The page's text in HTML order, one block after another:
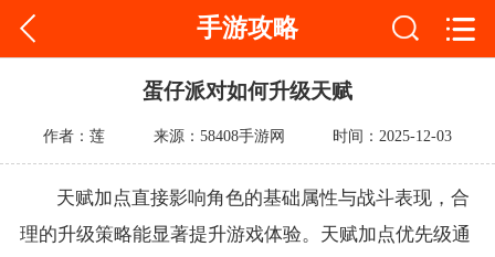
手游攻略
蛋仔派对如何升级天赋
作者：莲 来源：58408手游网 时间：2025-12-03
天赋加点直接影响角色的基础属性与战斗表现，合
理的升级策略能显著提升游戏体验。天赋加点优先级通